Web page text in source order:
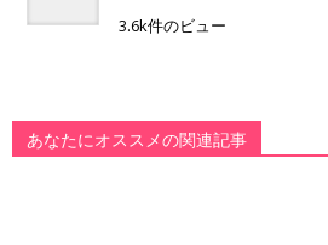
3.6k件のビュー
あなたにオススメの関連記事